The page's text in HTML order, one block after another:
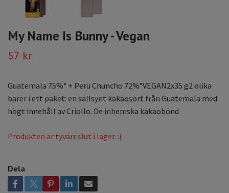
My Name Is Bunny - Vegan
57 kr
Guatemala 75%° + Peru Chuncho 72%°VEGAN2x35 g2 olika
barer i ett paket: en sällsynt kakaosort från Guatemala med
högt innehåll av Criollo. De inhemska kakaobönd
Produkten är tyvärr slut i lager. :(
Dela